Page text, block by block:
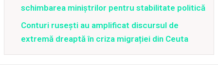
schimbarea miniștrilor pentru stabilitate politică
Conturi rusești au amplificat discursul de
extremă dreaptă în criza migrației din Ceuta